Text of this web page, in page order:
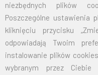
niezbędnych plików
Poszczególne ustawienia
kliknięciu przycisku
odpowiadają Twoim
instalowanie plików
wybranym przez
125X200
150X240
EMAIL: